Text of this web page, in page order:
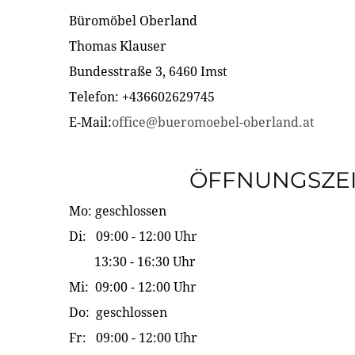
Büromöbel Oberland
Thomas Klauser
Bundesstraße 3, 6460 Imst
Telefon: +436602629745
E-Mail:office@bueromoebel-oberland.at
Mo: geschlossen
Di: 09:00 - 12:00 Uhr
13:30 - 16:30 Uhr
Mi: 09:00 - 12:00 Uhr
Do: geschlossen
Fr: 09:00 - 12:00 Uhr